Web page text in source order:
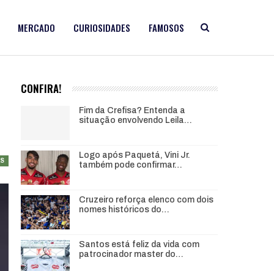
MERCADO CURIOSIDADES FAMOSOS
CONFIRA!
Fim da Crefisa? Entenda a
situação envolvendo Leila…
Logo após Paquetá, Vini Jr.
também pode confirmar…
Cruzeiro reforça elenco com dois
nomes históricos do…
Santos está feliz da vida com
patrocinador master do…